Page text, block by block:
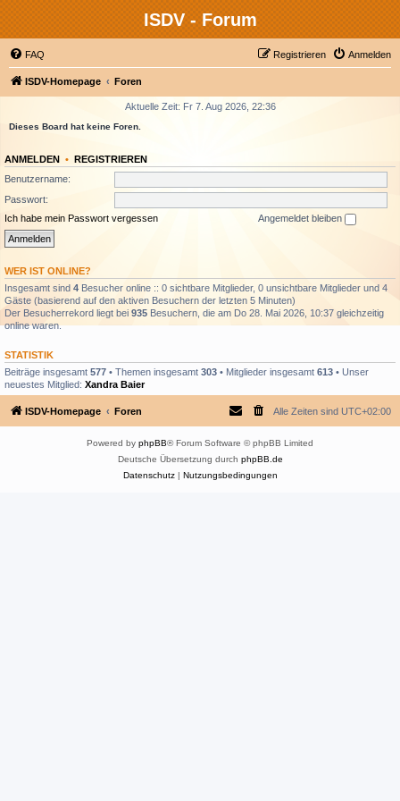
ISDV - Forum
FAQ Anmelden
Registrieren
ISDV-Homepage Foren
Aktuelle Zeit: Fr 7. Aug 2026, 22:36
Dieses Board hat keine Foren.
ANMELDEN • REGISTRIEREN
Benutzername:
Passwort:
Ich habe mein Passwort vergessen
Angemeldet bleiben
WER IST ONLINE?
Insgesamt sind 4 Besucher online :: 0 sichtbare Mitglieder, 0 unsichtbare Mitglieder und 4
Gäste (basierend auf den aktiven Besuchern der letzten 5 Minuten)
Der Besucherrekord liegt bei 935 Besuchern, die am Do 28. Mai 2026, 10:37 gleichzeitig
online waren.
STATISTIK
Beiträge insgesamt 577 • Themen insgesamt 303 • Mitglieder insgesamt 613 • Unser
neuestes Mitglied: Xandra Baier
ISDV-Homepage Foren Alle Zeiten sind UTC+02:00
Powered by phpBB® Forum Software © phpBB Limited
Deutsche Übersetzung durch phpBB.de
Datenschutz| Nutzungsbedingungen